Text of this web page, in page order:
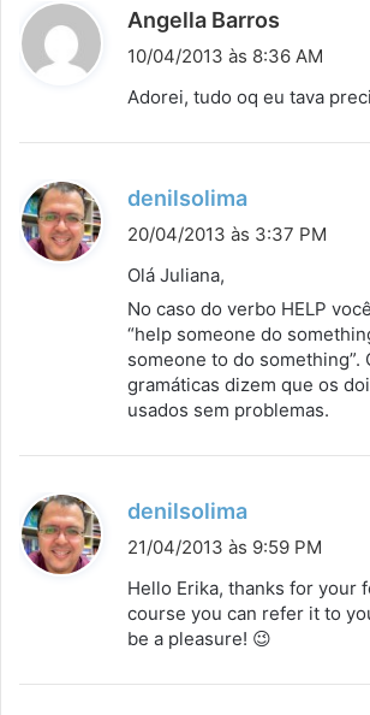
Angella Barros
i
e
10/04/2013 às 8:36 AM
Adorei, tudo oq eu tava
denilsolima
i
e
:
20/04/2013 às 3:37 PM
Olá Juliana,
No caso do verbo HELP
“help someone do
someone to do something”.
gramáticas dizem que os
usados sem problemas.
denilsolima
s
e
21/04/2013 às 9:59 PM
Hello Erika, thanks for your
course you can refer it to
be a pleasure! 😉